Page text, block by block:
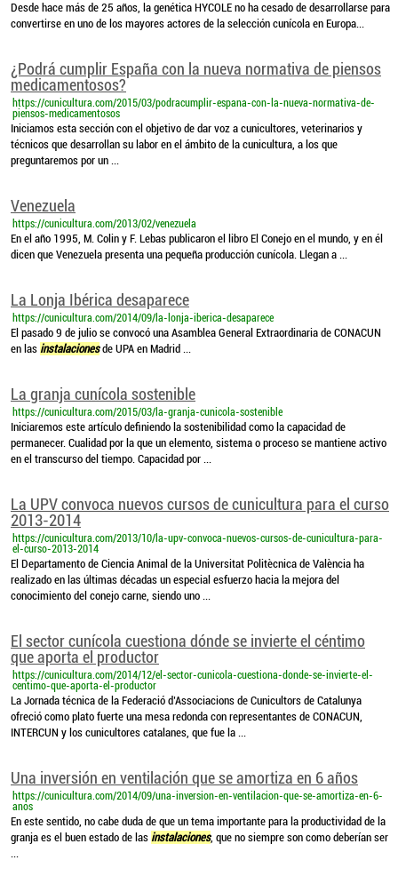
Desde hace más de 25 años, la genética HYCOLE no ha cesado de desarrollarse para
convertirse en uno de los mayores actores de la selección cunícola en Europa...
¿Podrá cumplir España con la nueva normativa de piensos
medicamentosos?
https://cunicultura.com/2015/03/podracumplir-espana-con-la-nueva-normativa-de-
piensos-medicamentosos
Iniciamos esta sección con el objetivo de dar voz a cunicultores, veterinarios y
técnicos que desarrollan su labor en el ámbito de la cunicultura, a los que
preguntaremos por un ...
Venezuela
https://cunicultura.com/2013/02/venezuela
En el año 1995, M. Colin y F. Lebas publicaron el libro El Conejo en el mundo, y en él
dicen que Venezuela presenta una pequeña producción cunícola. Llegan a ...
La Lonja Ibérica desaparece
https://cunicultura.com/2014/09/la-lonja-iberica-desaparece
El pasado 9 de julio se convocó una Asamblea General Extraordinaria de CONACUN
en las instalacionesde UPA en Madrid ...
La granja cunícola sostenible
https://cunicultura.com/2015/03/la-granja-cunicola-sostenible
Iniciaremos este artículo definiendo la sostenibilidad como la capacidad de
permanecer. Cualidad por la que un elemento, sistema o proceso se mantiene activo
en el transcurso del tiempo. Capacidad por ...
La UPV convoca nuevos cursos de cunicultura para el curso
2013-2014
https://cunicultura.com/2013/10/la-upv-convoca-nuevos-cursos-de-cunicultura-para-
el-curso-2013-2014
El Departamento de Ciencia Animal de la Universitat Politècnica de València ha
realizado en las últimas décadas un especial esfuerzo hacia la mejora del
conocimiento del conejo carne, siendo uno ...
El sector cunícola cuestiona dónde se invierte el céntimo
que aporta el productor
https://cunicultura.com/2014/12/el-sector-cunicola-cuestiona-donde-se-invierte-el-
centimo-que-aporta-el-productor
La Jornada técnica de la Federació d’Associacions de Cunicultors de Catalunya
ofreció como plato fuerte una mesa redonda con representantes de CONACUN,
INTERCUN y los cunicultores catalanes, que fue la ...
Una inversión en ventilación que se amortiza en 6 años
https://cunicultura.com/2014/09/una-inversion-en-ventilacion-que-se-amortiza-en-6-
anos
En este sentido, no cabe duda de que un tema importante para la productividad de la
granja es el buen estado de las instalaciones, que no siempre son como deberían ser
...